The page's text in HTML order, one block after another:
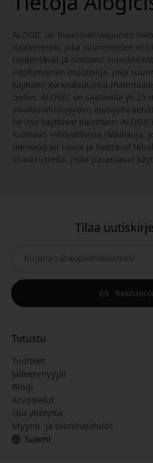
ALOGIC on maailmanlaajuinen
tuotemerkki, joka suunnittelee
täydentävät ja nostavat
intohimoinen muotoilija, joka
käyttäen korkealaatuisia
tyyliin. ALOGIC on saatavilla yli 25
asiakaslähtöisyyden etusijalle
he itse käyttävät päivittäin.
luomaan innovatiivisia ratkaisuja,
teknologian rajoja ja tuottavat
lisävarusteita, jotka parantavat
Tilaa
Tutustu
Tuotteet
Jälleenmyyjät
Blogi
Arvostelut
Ota yhteyttä
Myynti- ja toimitusehdot
Suomi